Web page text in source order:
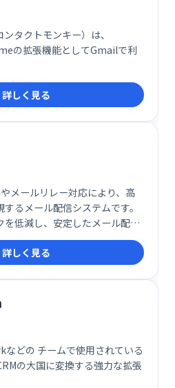
タクトモンキー）は、
の拡張機能としてGmailで利
詳しく見る
メールリレー対応により、高
るメール配信システムです。
を低減し、安定したメール配信
に確実に情報を届けたい企業に
ルマーケティングを実現しま
詳しく見る
どの チームで使用されている
の大国に変換する強力な拡張